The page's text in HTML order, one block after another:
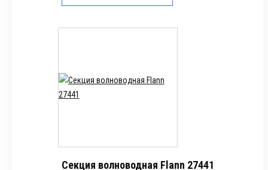
Секция волноводная Flann 27441